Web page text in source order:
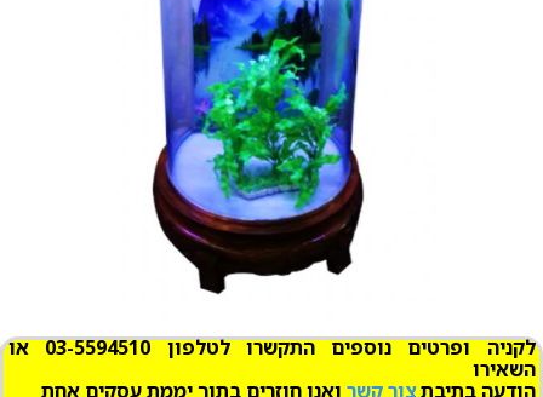
לקניה ופרטים נוספים התקשרו לטלפון 03-5594510 או
השאירו
הודעה בתיבתצור קשר ואנו חוזרים בתוך יממת עסקים אחת